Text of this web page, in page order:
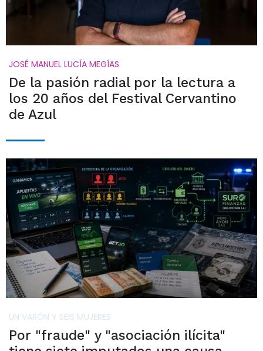
JOSÉ MANUEL LUCÍA MEGÍAS
De la pasión radial por la lectura a
los 20 años del Festival Cervantino
de Azul
UN VARÓN Y SEIS MUJERES
Por "fraude" y "asociación ilícita"